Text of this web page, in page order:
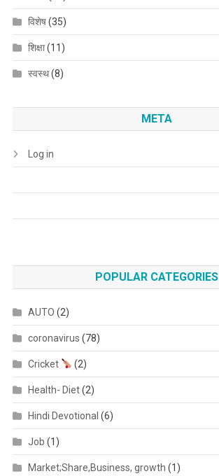
विशेष(35)
शिक्षा(11)
स्वस्थ(8)
META
Log in
POPULAR CATEGORIES
AUTO (2)
coronavirus (78)
Cricket (2)
Health- Diet(2)
Hindi Devotional (6)
Job (1)
Market;Share,Business, growth (1)